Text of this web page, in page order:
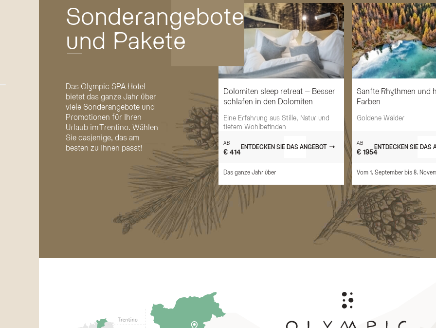
Sonderangebote
und Pakete
Das Olympic SPA Hotel
bietet das ganze Jahr über
viele Sonderangebote und
Promotionen für Ihren
Urlaub im Trentino. Wählen
Sie dasjenige, das am
besten zu Ihnen passt!
Nachhaltige Verlockungen
Für Gäste, die auf einen
umweltfreundlichen Urlaub Wert legen
AB
+ €65
ENTDECKEN SIE DAS ANGEBOT
Das ganze Jahr über
Dolomiten sleep retreat – Besser
schlafen in den Dolomiten
Eine Erfahrung aus Stille, Natur und
tiefem Wohlbefinden
AB
€ 414
ENTDECKEN SIE DAS ANGEBOT
Das ganze Jahr über
Sanfte Rhythmen und
Farben
Goldene Wälder
AB
€ 1954
ENTDECKEN SIE DAS
Vom 1. September bis 8.